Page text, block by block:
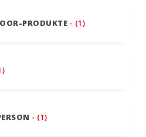
PRODUKTE - (1)
- (1)